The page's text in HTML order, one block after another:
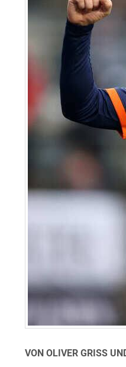
VON OLIVER GRISS